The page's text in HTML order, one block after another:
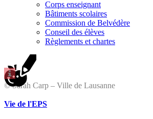
© Sarah Carp – Ville de Lausanne
Corps enseignant
Bâtiments scolaires
Commission de Belvédère
Conseil des élèves
Règlements et chartes
Vie de l'EPS